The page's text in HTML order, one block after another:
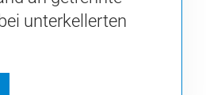
unterkellerten